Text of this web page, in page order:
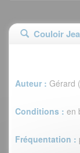
Couloir
Auteur : Gérard
Conditions : en
Fréquentation :